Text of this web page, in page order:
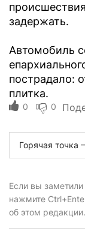
задержать.
Автомобиль
пострадало:
плитка.
0 0
Горячая точка
Если вы
нажмите
об этом редакции.